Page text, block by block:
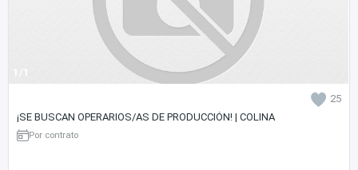
1/1
25
¡SE BUSCAN OPERARIOS/AS DE PRODUCCIÓN! | COLINA
Por contrato